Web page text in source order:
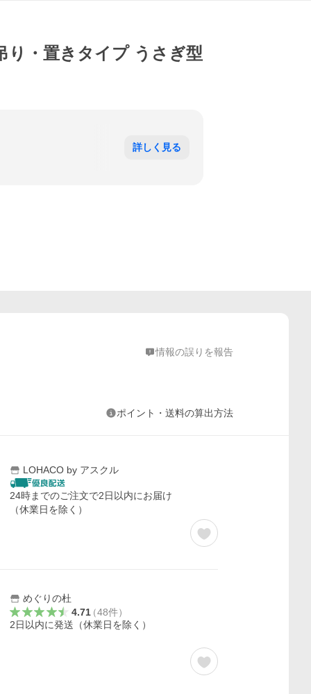
り・置きタイプ うさぎ型
詳しく見る
情報の誤りを報告
ポイント・送料の算出方法
LOHACO by アスクル
24時までのご注文で2日以内にお届け
（休業日を除く）
めぐりの杜
4.71（48件）
2日以内に発送（休業日を除く）